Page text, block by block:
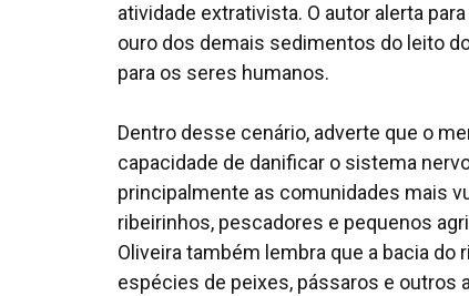
atividade extrativista. O autor alerta
ouro dos demais sedimentos do leito
para os seres humanos.
Dentro desse cenário, adverte que o
capacidade de danificar o sistema
principalmente as comunidades mais
ribeirinhos, pescadores e pequenos
Oliveira também lembra que a bacia do
espécies de peixes, pássaros e outros